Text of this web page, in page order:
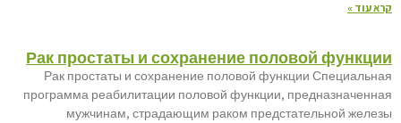
קרא עוד »
Рак простаты и сохранение половой функции
Рак простаты и сохранение половой функции Специальная
программа реабилитации половой функции, предназначенная
мужчинам, страдающим раком предстательной железы